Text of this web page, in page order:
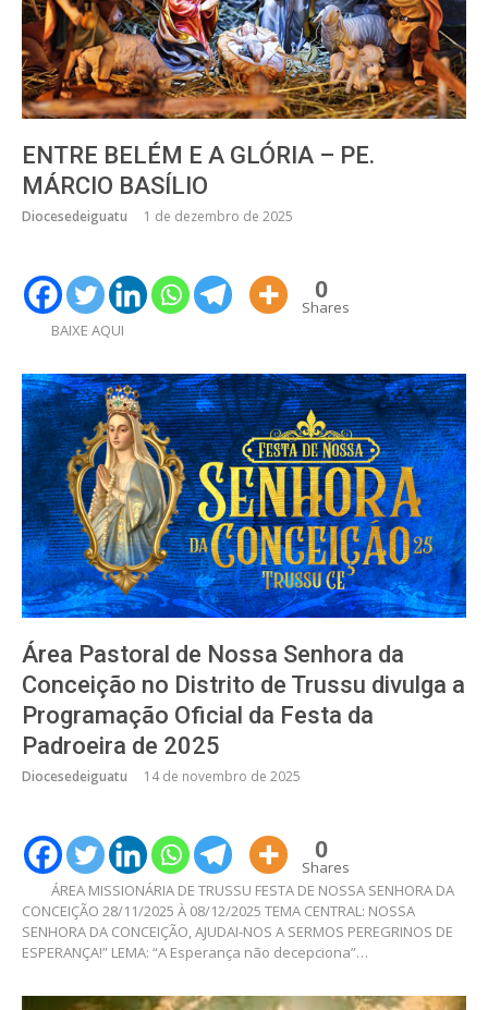
ENTRE BELÉM E A GLÓRIA – PE.
MÁRCIO BASÍLIO
Diocesedeiguatu 1 de dezembro de 2025
0
Shares
BAIXE AQUI
Área Pastoral de Nossa Senhora da
Conceição no Distrito de Trussu divulga a
Programação Oficial da Festa da
Padroeira de 2025
Diocesedeiguatu 14 de novembro de 2025
0
Shares
ÁREA MISSIONÁRIA DE TRUSSU FESTA DE NOSSA SENHORA DA
CONCEIÇÃO 28/11/2025 À 08/12/2025 TEMA CENTRAL: NOSSA
SENHORA DA CONCEIÇÃO, AJUDAI-NOS A SERMOS PEREGRINOS DE
ESPERANÇA!” LEMA: “A Esperança não decepciona”…